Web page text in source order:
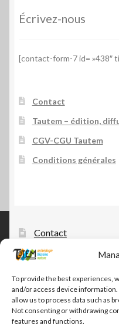
To provide the best experiences,
and/or access device
allow us to process data such as
Not consenting or withdrawing
features and functions.
Écrivez-nous
[contact-form-7 id= »438″
Contact
Tautem – édition,
CGV-CGU Tautem
Conditions générales
Contact
Tautem – édition,
CGV-CGU Tautem
Conditions générales